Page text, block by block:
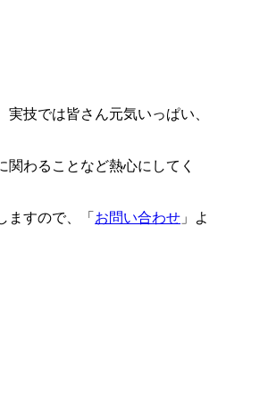
技では皆さん元気いっぱい、
わることなど熱心にしてく
すので、「 お問い合わせ 」よ